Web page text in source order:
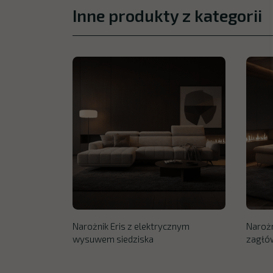
Inne produkty z kategorii
Narożnik Eris z elektrycznym
wysuwem siedziska